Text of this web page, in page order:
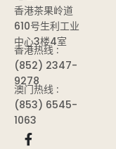
香港茶果岭道
610号生利工业
中心3楼4室
香港热线 :
(852) 2347-
9278
澳门热线 :
(853) 6545-
1063